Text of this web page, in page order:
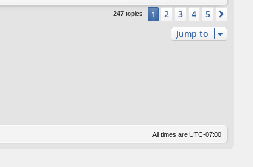
247 topics 1 2 3 4 5
Jump to
All times are UTC-07:00